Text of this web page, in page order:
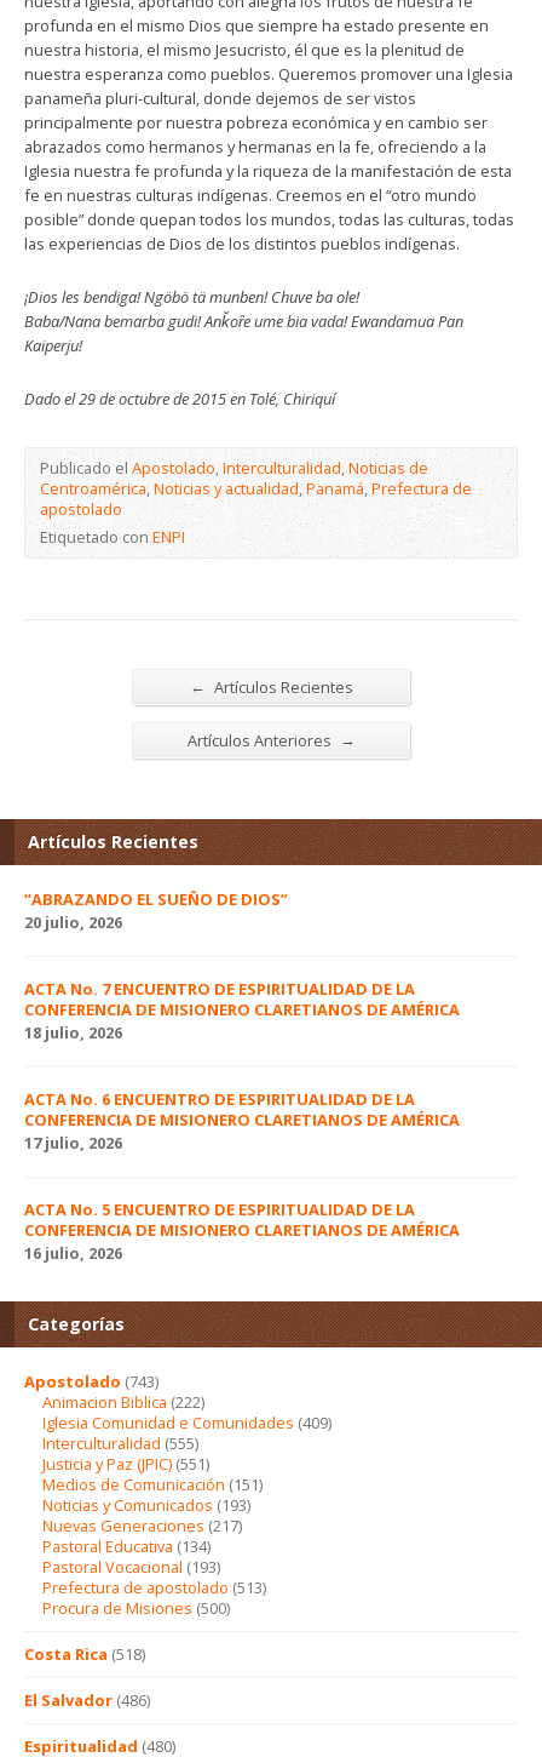
profunda en el mismo Dios que siempre ha estado presente en
nuestra historia, el mismo Jesucristo, él que es la plenitud de
nuestra esperanza como pueblos. Queremos promover una Iglesia
panameña pluri-cultural, donde dejemos de ser vistos
principalmente por nuestra pobreza económica y en cambio ser
abrazados como hermanos y hermanas en la fe, ofreciendo a la
Iglesia nuestra fe profunda y la riqueza de la manifestación de esta
fe en nuestras culturas indígenas. Creemos en el “otro mundo
posible” donde quepan todos los mundos, todas las culturas, todas
las experiencias de Dios de los distintos pueblos indígenas.
¡Dios les bendiga! Ngöbö tä munben! Chuve ba ole!
Baba/Nana bemarba gudi! Anǩoȓe ume bia vada! Ewandamua Pan
Kaiperju!
Dado el 29 de octubre de 2015 en Tolé, Chiriquí
Publicado el Apostolado,Interculturalidad,Noticias de
Centroamérica,Noticias y actualidad,Panamá,Prefectura de
apostolado
Etiquetado conENPI
← Artículos Recientes
Artículos Anteriores →
Artículos Recientes
“ABRAZANDO EL SUEÑO DE DIOS”
20 julio, 2026
ACTA No. 7 ENCUENTRO DE ESPIRITUALIDAD DE LA
CONFERENCIA DE MISIONERO CLARETIANOS DE AMÉRICA
18 julio, 2026
ACTA No. 6 ENCUENTRO DE ESPIRITUALIDAD DE LA
CONFERENCIA DE MISIONERO CLARETIANOS DE AMÉRICA
17 julio, 2026
ACTA No. 5 ENCUENTRO DE ESPIRITUALIDAD DE LA
CONFERENCIA DE MISIONERO CLARETIANOS DE AMÉRICA
16 julio, 2026
Categorías
Apostolado (743)
Animacion Biblica (222)
Iglesia Comunidad e Comunidades (409)
Interculturalidad (555)
Justicia y Paz (JPIC) (551)
Medios de Comunicación (151)
Noticias y Comunicados (193)
Nuevas Generaciones (217)
Pastoral Educativa (134)
Pastoral Vocacional (193)
Prefectura de apostolado (513)
Procura de Misiones (500)
Costa Rica (518)
El Salvador (486)
Espiritualidad (480)